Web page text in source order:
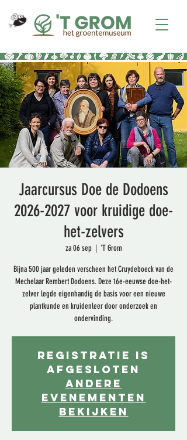
Jaarcursus Doe de Dodoens
2026-2027 voor kruidige doe-
het-zelvers
za 06 sep
  |
'T Grom
Bijna 500 jaar geleden verscheen het Cruydeboeck van de
Mechelaar Rembert Dodoens. Deze 16e-eeuwse doe-het-
zelver legde eigenhandig de basis voor een nieuwe
plantkunde en kruidenleer door onderzoek en
ondervinding.
Registratie is
afgesloten
Andere
evenementen
bekijken